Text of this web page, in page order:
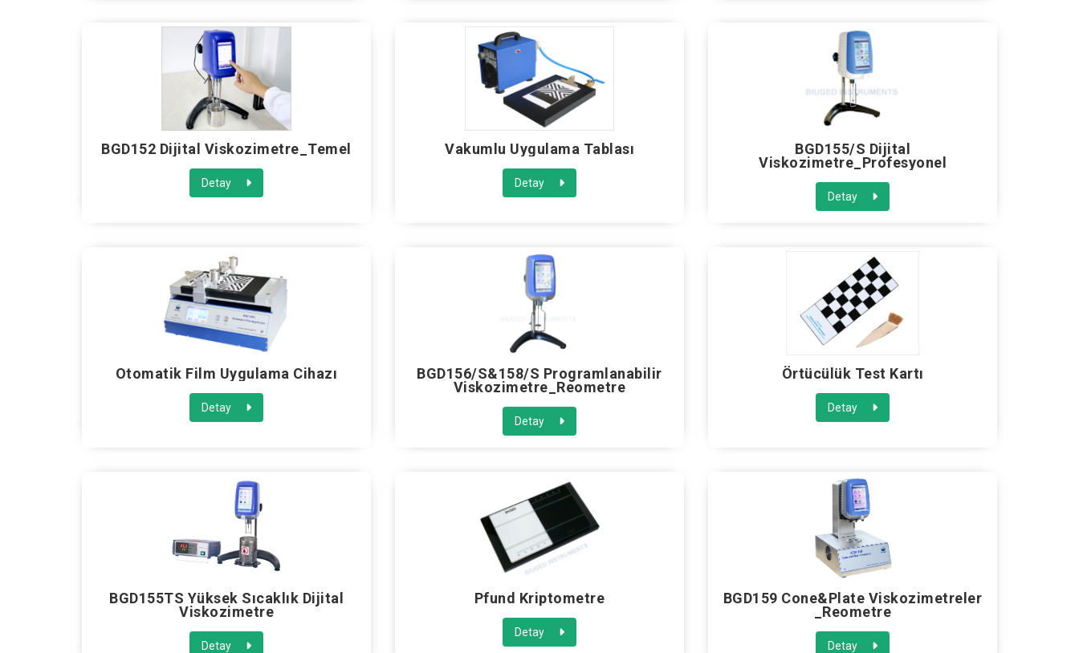
BGD152 Dijital Viskozimetre_Temel
Detay
Vakumlu Uygulama Tablası
Detay
BGD155/S Dijital
Viskozimetre_Profesyonel
Detay
Otomatik Film Uygulama Cihazı
Detay
BGD156/S&158/S Programlanabilir
Viskozimetre_Reometre
Detay
Örtücülük Test Kartı
Detay
BGD155TS Yüksek Sıcaklık Dijital
Viskozimetre
Detay
Pfund Kriptometre
Detay
BGD159 Cone&Plate Viskozimetreler
_Reometre
Detay